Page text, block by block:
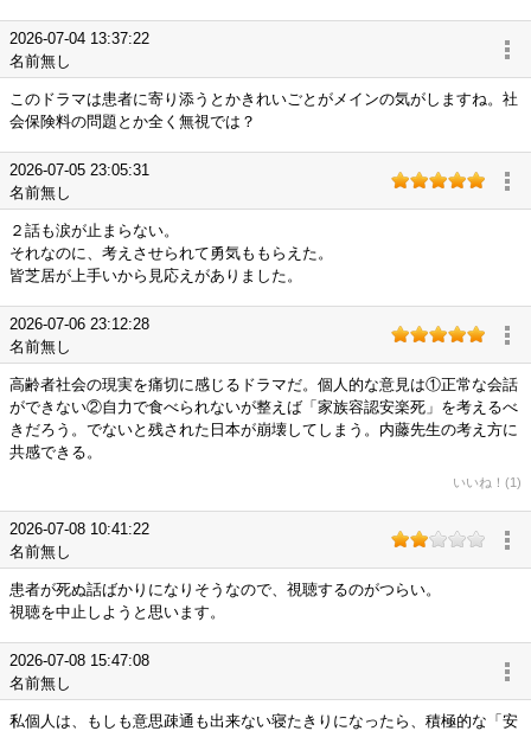
2026-07-04 13:37:22
名前無し
このドラマは患者に寄り添うとかきれいごとがメインの気がしますね。社
会保険料の問題とか全く無視では？
2026-07-05 23:05:31
名前無し
２話も涙が止まらない。
それなのに、考えさせられて勇気ももらえた。
皆芝居が上手いから見応えがありました。
2026-07-06 23:12:28
名前無し
高齢者社会の現実を痛切に感じるドラマだ。個人的な意見は①正常な会話
ができない②自力で食べられないが整えば「家族容認安楽死」を考えるべ
きだろう。でないと残された日本が崩壊してしまう。内藤先生の考え方に
共感できる。
いいね！(1)
2026-07-08 10:41:22
名前無し
患者が死ぬ話ばかりになりそうなので、視聴するのがつらい。
視聴を中止しようと思います。
2026-07-08 15:47:08
名前無し
私個人は、もしも意思疎通も出来ない寝たきりになったら、積極的な「安